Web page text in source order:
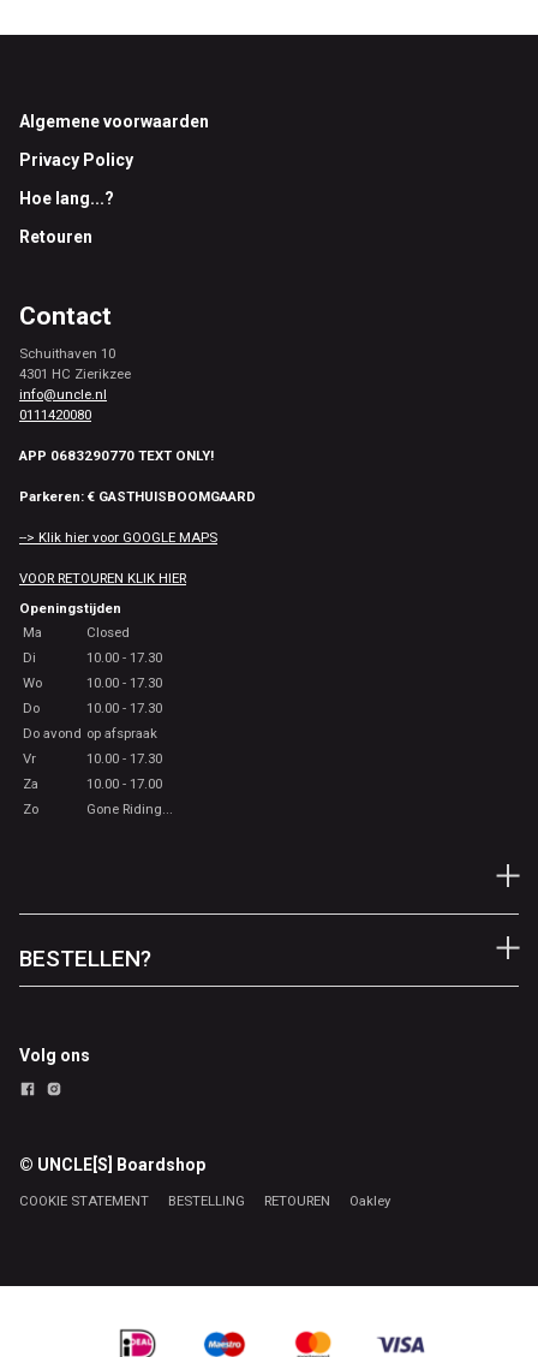
Footer
Algemene voorwaarden
Privacy Policy
Hoe lang...?
Retouren
Contact
Schuithaven 10
4301 HC Zierikzee
info@uncle.nl
0111420080
APP 0683290770 TEXT ONLY!
Parkeren: € GASTHUISBOOMGAARD
--> Klik hier voor GOOGLE MAPS
VOOR RETOUREN KLIK HIER
Openingstijden
Ma
Closed
Di
10.00 - 17.30
Wo
10.00 - 17.30
Do
10.00 - 17.30
Do avond op afspraak
Vr
10.00 - 17.30
Za
10.00 - 17.00
Zo
Gone Riding...
BESTELLEN?
Volg ons
© UNCLE[S] Boardshop
COOKIE STATEMENT BESTELLING RETOUREN Oakley